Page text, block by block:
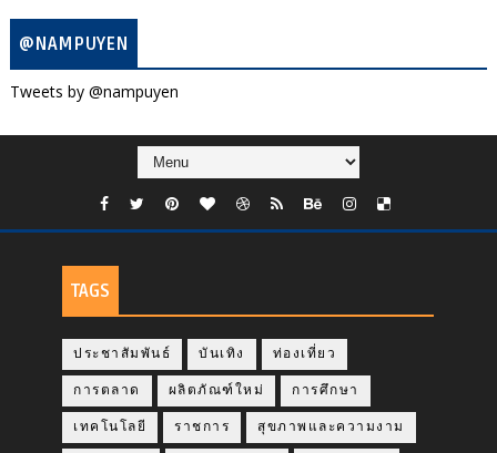
@NAMPUYEN
Tweets by @nampuyen
TAGS
ประชาสัมพันธ์ บันเทิง ท่องเที่ยว
การตลาด ผลิตภัณฑ์ใหม่ การศึกษา
เทคโนโลยี ราชการ สุขภาพและความงาม